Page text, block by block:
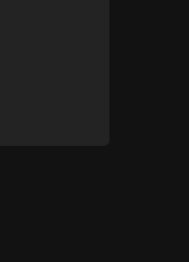
演唱會 A
DTS-HD